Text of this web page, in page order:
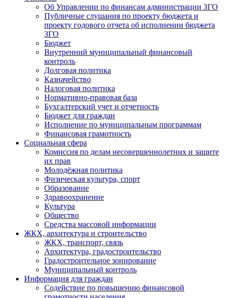
Об Управлении по финансам администрации ЗГО
Публичные слушания по проекту бюджета и
проекту годового отчета об исполнении бюджета
ЗГО
Бюджет
Внутренний муниципальный финансовый
контроль
Долговая политика
Казначейство
Налоговая политика
Нормативно-правовая база
Бухгалтерский учет и отчетность
Бюджет для граждан
Исполнение по муниципальным программам
Финансовая грамотность
Социальная сфера
Комиссия по делам несовершеннолетних и защите
их прав
Молодёжная политика
Физическая культура, спорт
Образование
Здравоохранение
Культура
Общество
Средства массовой информации
ЖКХ, архитектура и строительство
ЖКХ, транспорт, связь
Архитектура, градостроительство
Градостроительное зонирование
Муниципальный контроль
Информация для граждан
Содействие по повышению финансовой